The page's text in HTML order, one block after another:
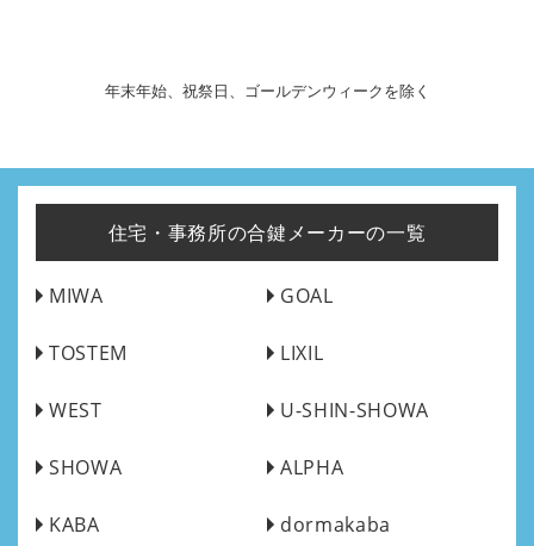
年末年始、祝祭日、ゴールデンウィークを除く
住宅・事務所の合鍵メーカーの一覧
MIWA GOAL
TOSTEM LIXIL
WEST U-SHIN-SHOWA
SHOWA ALPHA
KABA dormakaba